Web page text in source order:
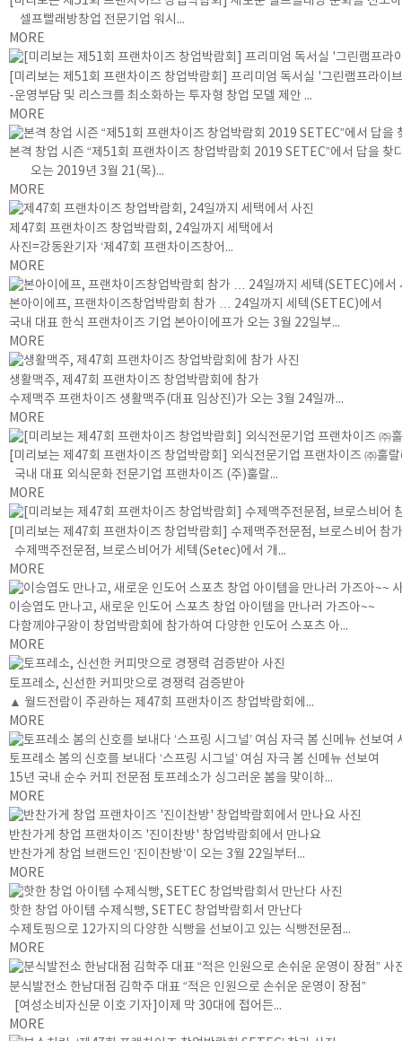
셀프빨래방창업 전문기업 워시...
MORE
[미리보는 제51회 프랜차이즈 창업박람회] 프리미엄 독서실 '그린램프라이
-운영부담 및 리스크를 최소화하는 투자형 창업 모델 제안 ...
MORE
본격 창업 시즌 “제51회 프랜차이즈 창업박람회 2019 SETEC”에서 답을 찾
오는 2019년 3월 21(목)...
MORE
제47회 프랜차이즈 창업박람회, 24일까지 세택에서
사진=강동완기자 ‘제47회 프랜차이즈창어...
MORE
본아이에프, 프랜차이즈창업박람회 참가 … 24일까지 세텍(SETEC)에서
국내 대표 한식 프랜차이즈 기업 본아이에프가 오는 3월 22일부...
MORE
생활맥주, 제47회 프랜차이즈 창업박람회에 참가
수제맥주 프랜차이즈 생활맥주(대표 임상진)가 오는 3월 24일까...
MORE
[미리보는 제47회 프랜차이즈 창업박람회] 외식전문기업 프랜차이즈 ㈜훌랄
국내 대표 외식문화 전문기업 프랜차이즈 (주)훌랄...
MORE
[미리보는 제47회 프랜차이즈 창업박람회] 수제맥주전문점, 브로스비어 참가
수제맥주전문점, 브로스비어가 세텍(Setec)에서 개...
MORE
이승엽도 만나고, 새로운 인도어 스포츠 창업 아이템을 만나러 가즈아~~
다함께야구왕이 창업박람회에 참가하여 다양한 인도어 스포츠 아...
MORE
토프레소, 신선한 커피맛으로 경쟁력 검증받아
▲ 월드전람이 주관하는 제47회 프랜차이즈 창업박람회에...
MORE
토프레소 봄의 신호를 보내다 ‘스프링 시그널’ 여심 자극 봄 신메뉴 선보여
15년 국내 순수 커피 전문점 토프레소가 싱그러운 봄을 맞이하...
MORE
반찬가게 창업 프랜차이즈 '진이찬방' 창업박람회에서 만나요
반찬가게 창업 브랜드인 ‘진이찬방’이 오는 3월 22일부터...
MORE
핫한 창업 아이템 수제식빵, SETEC 창업박람회서 만난다
수제토핑으로 12가지의 다양한 식빵을 선보이고 있는 식빵전문점...
MORE
분식발전소 한남대점 김학주 대표 “적은 인원으로 손쉬운 운영이 장점”
[여성소비자신문 이호 기자]이제 막 30대에 접어든...
MORE